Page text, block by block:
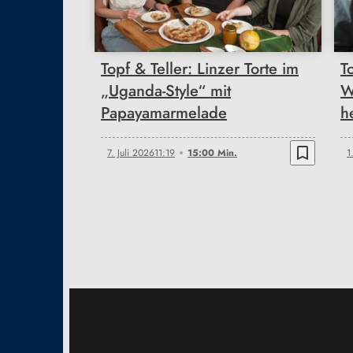
Topf & Teller: Linzer Torte im
„Uganda-Style“ mit
Papayamarmelade
7. Juli 202611:19 15:00 Min. bookmark_border